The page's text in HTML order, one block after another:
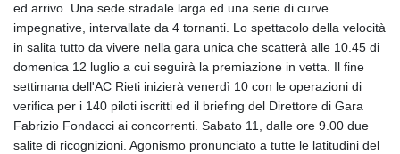
ed arrivo. Una sede stradale larga ed una serie di curve
impegnative, intervallate da 4 tornanti. Lo spettacolo della velocità
in salita tutto da vivere nella gara unica che scatterà alle 10.45 di
domenica 12 luglio a cui seguirà la premiazione in vetta. Il fine
settimana dell'AC Rieti inizierà venerdì 10 con le operazioni di
verifica per i 140 piloti iscritti ed il briefing del Direttore di Gara
Fabrizio Fondacci ai concorrenti. Sabato 11, dalle ore 9.00 due
salite di ricognizioni. Agonismo pronunciato a tutte le latitudini del